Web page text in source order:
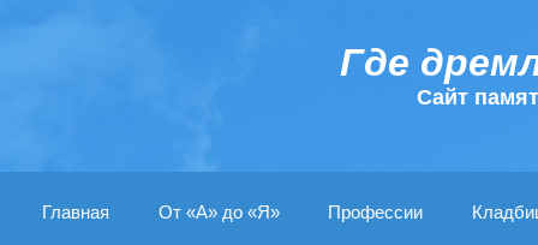
Где
Cайт
Главная От «А» до «Я» Профессии